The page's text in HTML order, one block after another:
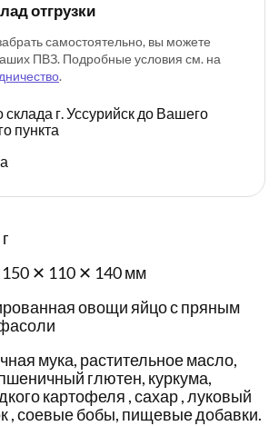
отгрузки
самостоятельно, вы можете
ПВЗ. Подробные условия см. на
.
склада г. Уссурийск до Вашего
пункта
150 ✕ 110 ✕ 140 мм
овощи яйцо с пряным
мука, растительное масло,
глютен, куркума,
картофеля , сахар , луковый
, соевые бобы, пищевые добавки.